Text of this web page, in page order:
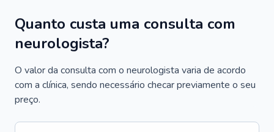
Quanto custa uma consulta com
neurologista?
O valor da consulta com o neurologista varia de acordo
com a clínica, sendo necessário checar previamente o seu
preço.